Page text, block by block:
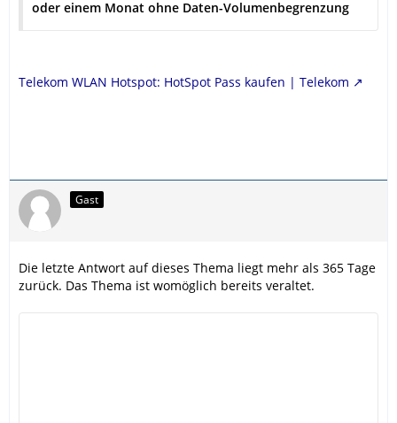
oder einem Monat ohne Daten-Volumenbegrenzung
Telekom WLAN Hotspot: HotSpot Pass kaufen | Telekom
Gast
Die letzte Antwort auf dieses Thema liegt mehr als 365 Tage
zurück. Das Thema ist womöglich bereits veraltet.